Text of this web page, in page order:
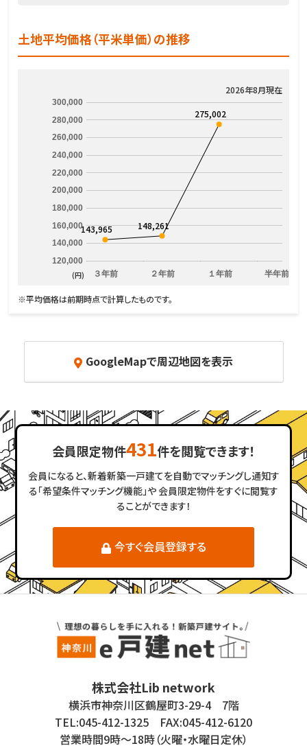
土地平均価格（平米単価）の推移
2026年8月現在
３年前 ２年前 １年前 半年前
120,000
140,000
160,000
180,000
200,000
220,000
240,000
260,000
280,000
300,000
143,965 148,261
275,002
(円)
※平均価格は前期時点で計算したものです。
GoogleMapで周辺地図を表示
会員限定物件431件を閲覧できます！
会員になると、新着新築一戸建てを自動でマッチングし通知す
る「希望条件マッチング機能」や会員限定物件をすぐに閲覧す
ることができます！
今すぐ会員登録する
株式会社Lib network
横浜市神奈川区鶴屋町3-29-4 7階
TEL:045-412-1325 FAX:045-412-6120
営業時間9時～18時（火曜・水曜日定休）